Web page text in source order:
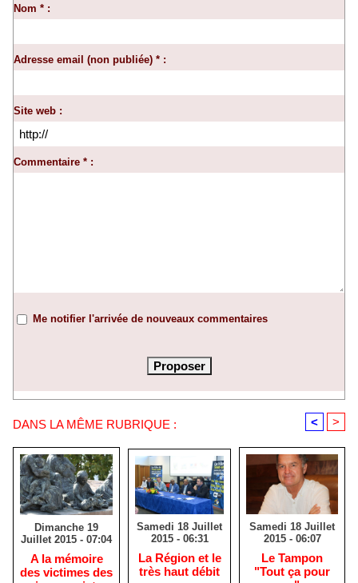
Nom * :
Adresse email (non publiée) * :
Site web :
Commentaire * :
Me notifier l'arrivée de nouveaux commentaires
DANS LA MÊME RUBRIQUE : < >
Dimanche 19
Juillet 2015 - 07:04
A la mémoire
des victimes des
Samedi 18 Juillet
2015 - 06:31
La Région et le
très haut débit
Samedi 18 Juillet
2015 - 06:07
Le Tampon
"Tout ça pour